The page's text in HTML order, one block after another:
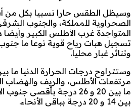
وسيظل الطقس حارا نسبيا بكل من
الصحراوية للمملكة، والجنوب
المتواجدة غرب الأطلس الكبير
تسجيل هبات رياح قوية نوعا ما
وتناثر غبار محليا.
مرتفعات الأطلس، والريف والهضاب
ما بين 20 و 26 درجة بأقصى
بين 14 و 20 درجة بباقي الأنحاء.